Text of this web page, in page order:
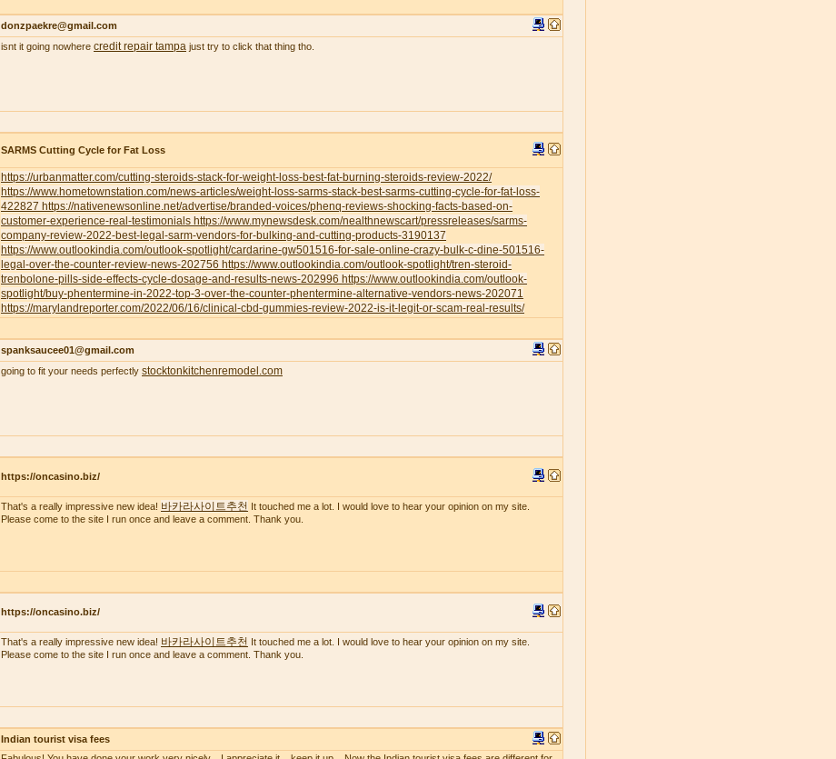
donzpaekre@gmail.com
isnt it going nowhere credit repair tampa just try to click that thing tho.
SARMS Cutting Cycle for Fat Loss
https://urbanmatter.com/cutting-steroids-stack-for-weight-loss-best-fat-burning-steroids-review-2022/
https://www.hometownstation.com/news-articles/weight-loss-sarms-stack-best-sarms-cutting-cycle-for-fat-loss-
422827 https://nativenewsonline.net/advertise/branded-voices/phenq-reviews-shocking-facts-based-on-
customer-experience-real-testimonials https://www.mynewsdesk.com/nealthnewscart/pressreleases/sarms-
company-review-2022-best-legal-sarm-vendors-for-bulking-and-cutting-products-3190137
https://www.outlookindia.com/outlook-spotlight/cardarine-gw501516-for-sale-online-crazy-bulk-c-dine-501516-
legal-over-the-counter-review-news-202756 https://www.outlookindia.com/outlook-spotlight/tren-steroid-
trenbolone-pills-side-effects-cycle-dosage-and-results-news-202996 https://www.outlookindia.com/outlook-
spotlight/buy-phentermine-in-2022-top-3-over-the-counter-phentermine-alternative-vendors-news-202071
https://marylandreporter.com/2022/06/16/clinical-cbd-gummies-review-2022-is-it-legit-or-scam-real-results/
spanksaucee01@gmail.com
going to fit your needs perfectly stocktonkitchenremodel.com
https://oncasino.biz/
That's a really impressive new idea! 바카라사이트추천 It touched me a lot. I would love to hear your opinion on my site.
Please come to the site I run once and leave a comment. Thank you.
https://oncasino.biz/
That's a really impressive new idea! 바카라사이트추천 It touched me a lot. I would love to hear your opinion on my site.
Please come to the site I run once and leave a comment. Thank you.
Indian tourist visa fees